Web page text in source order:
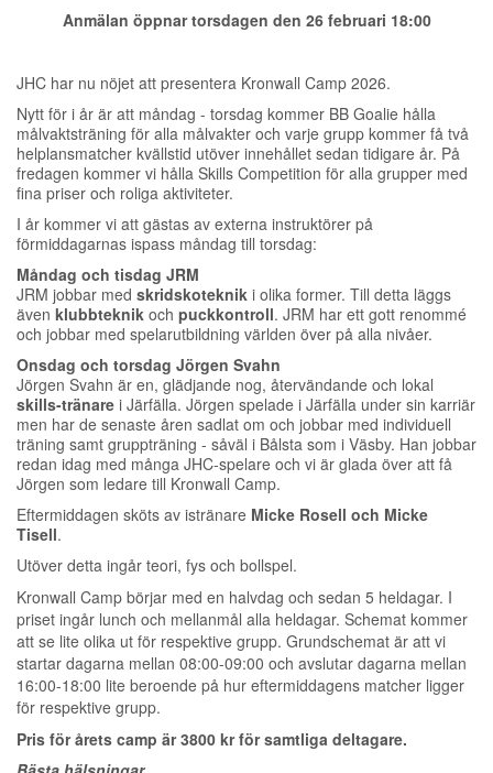
Anmälan öppnar torsdagen den 26 februari 18:00
JHC har nu nöjet att presentera Kronwall Camp 2026.
Nytt för i år är att måndag - torsdag kommer BB Goalie hålla
målvaktsträning för alla målvakter och varje grupp kommer få två
helplansmatcher kvällstid utöver innehållet sedan tidigare år. På
fredagen kommer vi hålla Skills Competition för alla grupper med
fina priser och roliga aktiviteter.
I år kommer vi att gästas av externa instruktörer på
förmiddagarnas ispass måndag till torsdag:
Måndag och tisdag JRM
JRM jobbar med skridskoteknik i olika former. Till detta läggs
även klubbteknik och puckkontroll. JRM har ett gott renommé
och jobbar med spelarutbildning världen över på alla nivåer.
Onsdag och torsdag Jörgen Svahn
Jörgen Svahn är en, glädjande nog, återvändande och lokal
skills-tränare i Järfälla. Jörgen spelade i Järfälla under sin karriär
men har de senaste åren sadlat om och jobbar med individuell
träning samt gruppträning - såväl i Bålsta som i Väsby. Han jobbar
redan idag med många JHC-spelare och vi är glada över att få
Jörgen som ledare till Kronwall Camp.
Eftermiddagen sköts av istränare Micke Rosell och Micke
Tisell.
Utöver detta ingår teori, fys och bollspel.
Kronwall Camp börjar med en halvdag och sedan 5 heldagar. I
priset ingår lunch och mellanmål alla heldagar. Schemat kommer
att se lite olika ut för respektive grupp. Grundschemat är att vi
startar dagarna mellan 08:00-09:00 och avslutar dagarna mellan
16:00-18:00 lite beroende på hur eftermiddagens matcher ligger
för respektive grupp.
Pris för årets camp är 3800 kr för samtliga deltagare.